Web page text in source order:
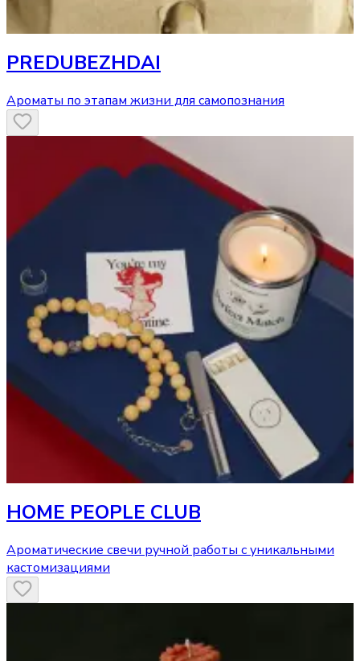
PREDUBEZHDAI
Ароматы по этапам жизни для самопознания
HOME PEOPLE CLUB
Ароматические свечи ручной работы с уникальными
кастомизациями